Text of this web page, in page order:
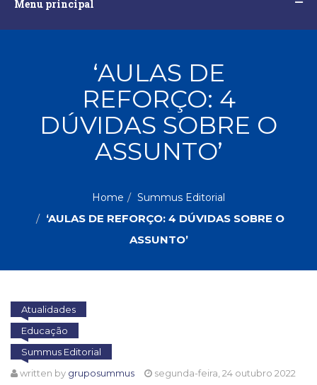
Menu principal
principalAssuntos
Administração,
Astrologia
Atualidades,
(133)
Biografias,
Vivências
(104)
Ciências
Sociais
(102)
Cinema
PROMOÇÕES
MAIS
AUTORES
‘AULAS DE
REFORÇO: 4
DÚVIDAS SOBRE O
ASSUNTO’
Home Summus Editorial
‘AULAS DE REFORÇO: 4 DÚVIDAS SOBRE O
ASSUNTO’
Atualidades
Educação
Summus Editorial
written by gruposummus segunda-feira, 24 outubro 2022